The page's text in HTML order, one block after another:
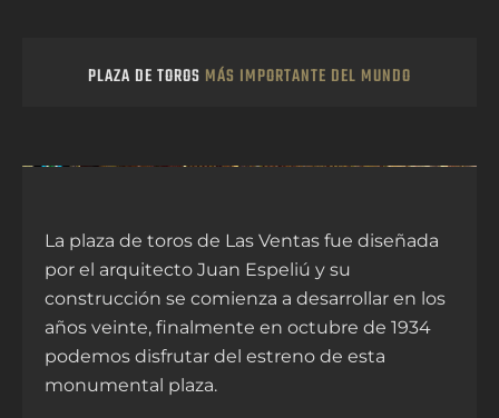
PLAZA DE TOROS MÁS IMPORTANTE DEL MUNDO
La plaza de toros de Las Ventas fue diseñada
por el arquitecto Juan Espeliú y su
construcción se comienza a desarrollar en los
años veinte, finalmente en octubre de 1934
podemos disfrutar del estreno de esta
monumental plaza.